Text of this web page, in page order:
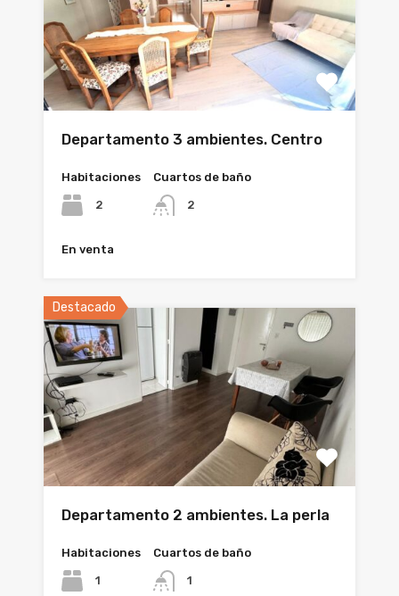
Departamento 3 ambientes. Centro
Habitaciones
2
Cuartos de baño
2
En venta
Destacado
Departamento 2 ambientes. La perla
Habitaciones
1
Cuartos de baño
1